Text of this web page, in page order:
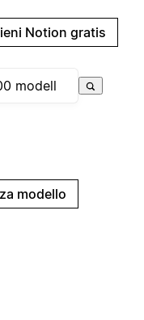
Notion gratis
modello